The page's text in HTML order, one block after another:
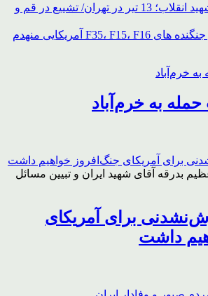
وداع با رهبر شهید انقلاب؛ 13 تیر در تهران/ تشییع در قم و
محل استقرار جنگنده های F35، F15، F16 آمریکایی منهدم
به خرم‌آباد
بدرقه آقای شهید ایران و تبیین مسائل
برای آمریکای
داشت